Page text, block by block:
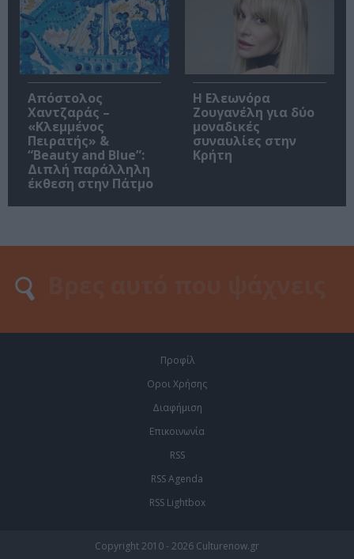
Απόστολος
Χαντζαράς –
«Κλεμμένος
Πειρατής» &
“Beauty and Blue”:
Διπλή παράλληλη
έκθεση στην Πάτμο
Η Ελεωνόρα
Ζουγανέλη για δύο
μοναδικές
συναυλίες στην
Κρήτη
Προφίλ
Οροι Χρήσης
Διαφήμιση
Επικοινωνία
RSS
RSS Agenda
RSS Lightbox
Copyright 2010 - 2026 Culturenow.gr